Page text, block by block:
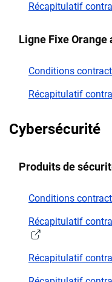
Récapitulatif
Ligne Fixe Orange
Conditions
Récapitulatif
Cybersécurité
Produits de
Conditions
Récapitulatif
Récapitulatif